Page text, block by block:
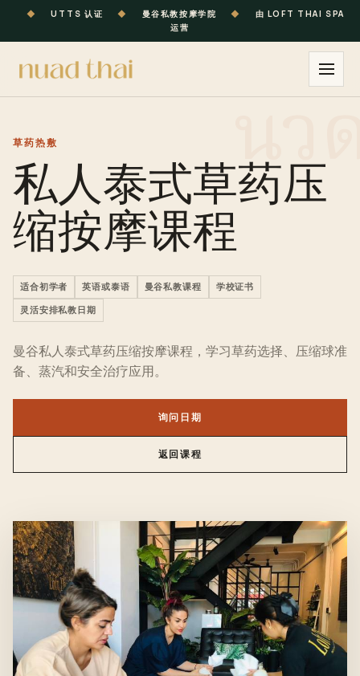
◆ UTTS 认证 ◆ 曼谷私教按摩学院 ◆
由 LOFT THAI SPA
运营
草药热敷
私人泰式草药压
缩按摩课程
适合初学者 英语或泰语 曼谷私教课程 学校证书
灵活安排私教日期
曼谷私人泰式草药压缩按摩课程，学习草药选择、压缩球准
备、蒸汽和安全治疗应用。
询问日期
返回课程